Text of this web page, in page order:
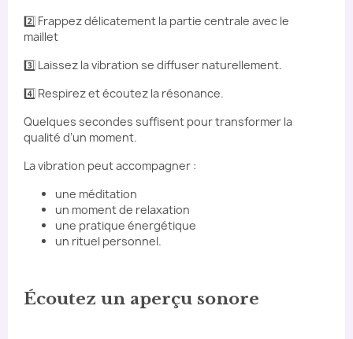
2️⃣ Frappez délicatement la partie centrale avec le
maillet
3️⃣ Laissez la vibration se diffuser naturellement.
4️⃣ Respirez et écoutez la résonance.
Quelques secondes suffisent pour transformer la
qualité d’un moment.
La vibration peut accompagner :
une méditation
un moment de relaxation
une pratique énergétique
un rituel personnel.
Écoutez un aperçu sonore